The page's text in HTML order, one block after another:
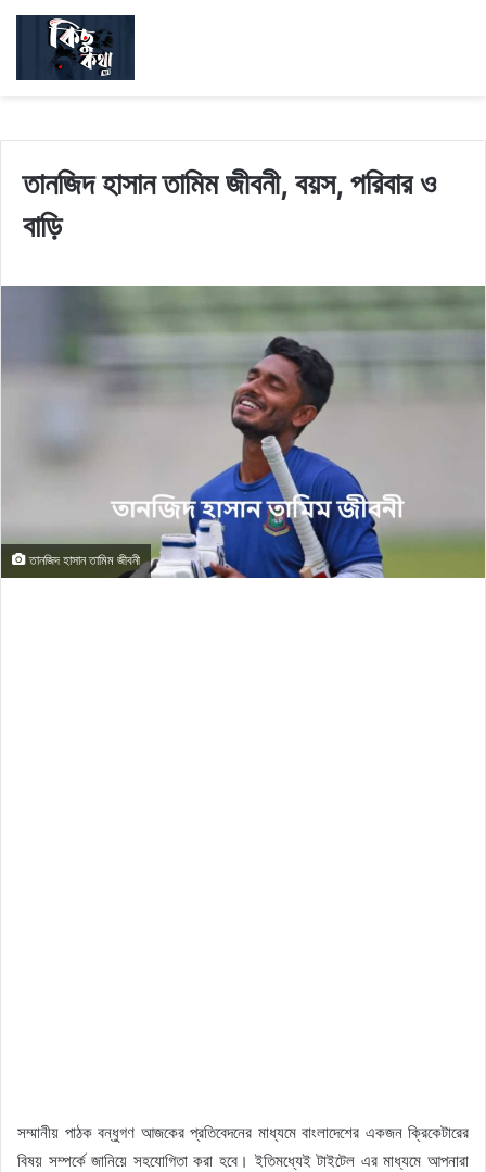
তানজিদ হাসান তামিম জীবনী, বয়স, পরিবার ও
বাড়ি
তানজিদ হাসান তামিম জীবনী
সম্মানীয় পাঠক বন্ধুগণ আজকের প্রতিবেদনের মাধ্যমে বাংলাদেশের একজন ক্রিকেটারের
বিষয় সম্পর্কে জানিয়ে সহযোগিতা করা হবে। ইতিমধ্যেই টাইটেল এর মাধ্যমে আপনারা